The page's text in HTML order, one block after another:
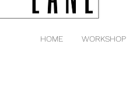
HOME WORKSHOP